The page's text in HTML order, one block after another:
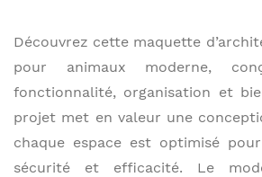
Découvrez cette maquette
pour animaux moderne,
fonctionnalité, organisation et
projet met en valeur une
chaque espace est optimisé
sécurité et efficacité. Le